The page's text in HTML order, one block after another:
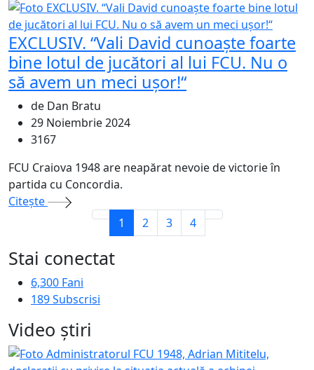
EXCLUSIV. “Vali David cunoaște foarte
bine lotul de jucători al lui FCU. Nu o
să avem un meci ușor!“
de Dan Bratu
29 Noiembrie 2024
3167
FCU Craiova 1948 are neapărat nevoie de victorie în
partida cu Concordia.
Citeşte
1
2 3 4
Stai conectat
6,300 Fani
189Subscrisi
Video ştiri